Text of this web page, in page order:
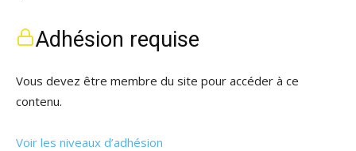
Adhésion requise
Vous devez être membre du site pour accéder à ce
contenu.
Voir les niveaux d’adhésion